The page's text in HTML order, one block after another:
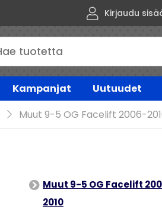
Kirjaudu
Kampanjat
Uutuudet
Muut 9-5 OG Facelift 2006-
Muut 9-5 OG Facelift
2010